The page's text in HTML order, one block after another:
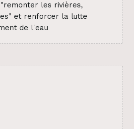
les rivières,
et renforcer la lutte
de l'eau